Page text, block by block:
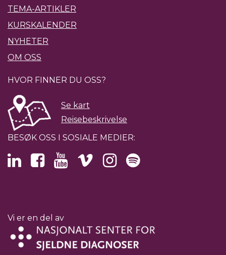
TEMA-ARTIKLER
KURSKALENDER
NYHETER
OM OSS
HVOR FINNER DU OSS?
Se kart
Reisebeskrivelse
BESØK OSS I SOSIALE MEDIER:
Vi er en del av